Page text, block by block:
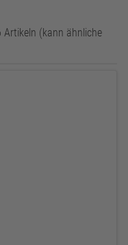
Artikeln (kann ähnliche